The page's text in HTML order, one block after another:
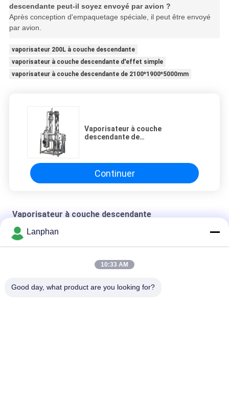
descendante peut-il soyez envoyé par avion ?
Après conception d'empaquetage spéciale, il peut être envoyé
par avion.
vaporisateur 200L à couche descendante
vaporisateur à couche descendante d'effet simple
vaporisateur à couche descendante de 2100*1900*5000mm
Vaporisateur à couche
descendante de
Continuer
Vaporisateur à couche descendante
vaporisateur 5kgh à couche descendante
Lanphan
10:33 AM
Good day, what product are you looking for?